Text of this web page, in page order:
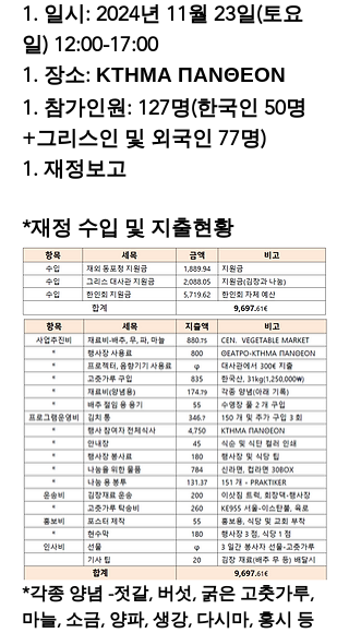
1. 일시: 2024년 11월 23일(토요
일) 12:00-17:00
1. 장소: ΚΤΗΜΑ ΠΑΝΘΕΟΝ
1. 참가인원: 127명(한국인 50명
+그리스인 및 외국인 77명)
1. 재정보고
*재정 수입 및 지출현황
*각종 양념 -젓갈, 버섯, 굵은 고춧가루,
마늘, 소금, 양파, 생강, 다시마, 홍시 등